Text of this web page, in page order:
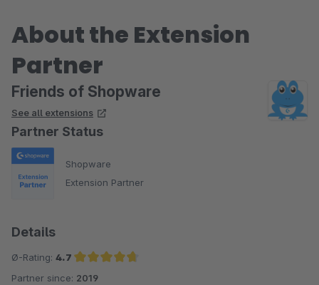
About the Extension
Partner
Friends of Shopware
See all extensions
Partner Status
Shopware
Extension Partner
Details
Ø-Rating: 4.7
Average rating of 4.7 out of 5 stars
Partner since: 2019